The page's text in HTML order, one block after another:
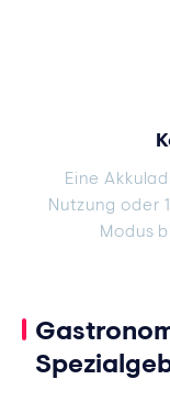
Eine
Nutzung oder
Modus